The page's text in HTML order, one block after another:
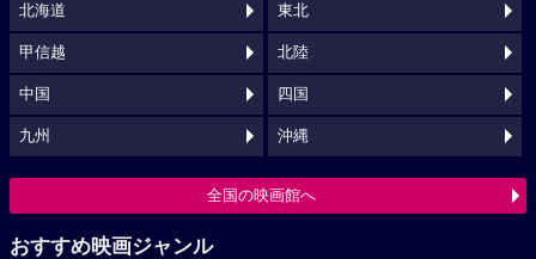
北海道 東北
甲信越 北陸
中国 四国
九州 沖縄
全国の映画館へ
おすすめ映画ジャンル